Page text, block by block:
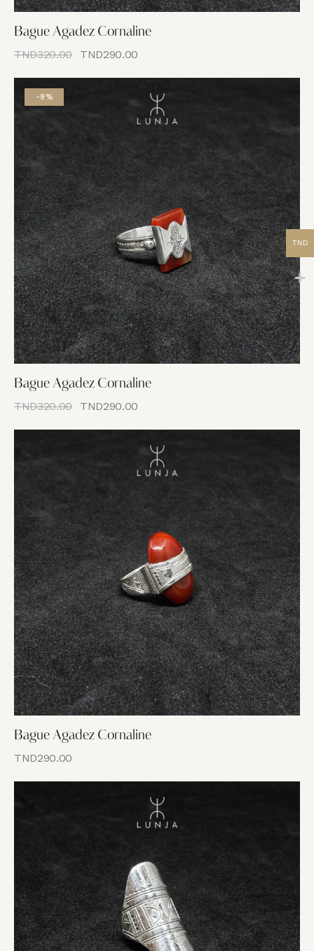
Bague Agadez Cornaline
TND320.00 TND290.00
-9%
Bague Agadez Cornaline
TND320.00 TND290.00
Bague Agadez Cornaline
TND290.00
TND